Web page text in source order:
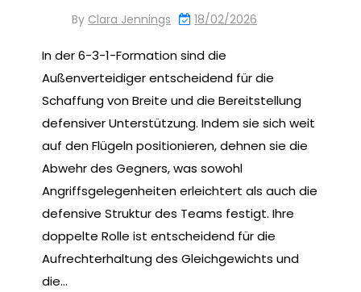
By Clara Jennings 18/02/2026
In der 6-3-1-Formation sind die
Außenverteidiger entscheidend für die
Schaffung von Breite und die Bereitstellung
defensiver Unterstützung. Indem sie sich weit
auf den Flügeln positionieren, dehnen sie die
Abwehr des Gegners, was sowohl
Angriffsgelegenheiten erleichtert als auch die
defensive Struktur des Teams festigt. Ihre
doppelte Rolle ist entscheidend für die
Aufrechterhaltung des Gleichgewichts und
die…